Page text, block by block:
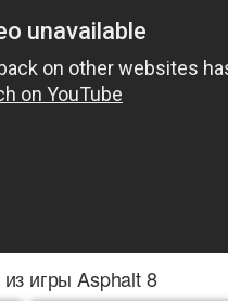
из игры Asphalt 8